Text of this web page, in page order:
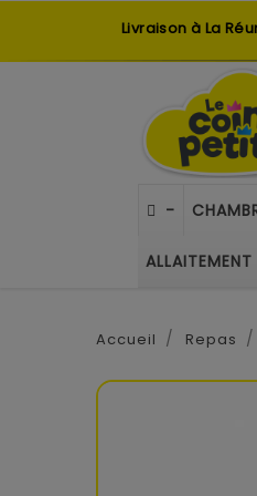
Livraison à La
-
ALLAITEMENT
Accueil Repas